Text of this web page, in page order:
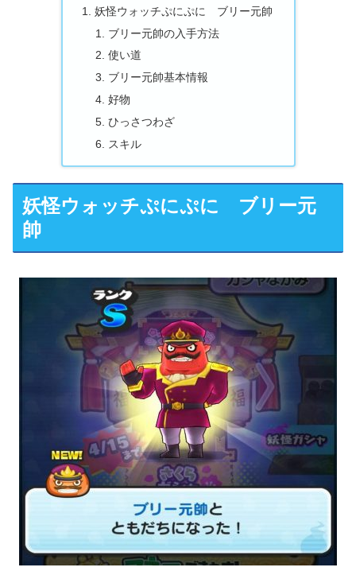
妖怪ウォッチぷにぷに ブリー元帥
ブリー元帥の入手方法
使い道
ブリー元帥基本情報
好物
ひっさつわざ
スキル
妖怪ウォッチぷにぷに ブリー元
帥